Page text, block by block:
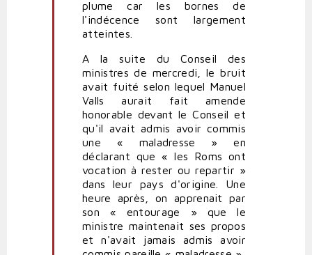
plume car les bornes de
l'indécence sont largement
atteintes.
A la suite du Conseil des
ministres de mercredi, le bruit
avait fuité selon lequel Manuel
Valls aurait fait amende
honorable devant le Conseil et
qu'il avait admis avoir commis
une « maladresse » en
déclarant que « les Roms ont
vocation à rester ou repartir »
dans leur pays d'origine. Une
heure après, on apprenait par
son « entourage » que le
ministre maintenait ses propos
et n'avait jamais admis avoir